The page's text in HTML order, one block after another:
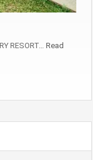
RESORT… Read